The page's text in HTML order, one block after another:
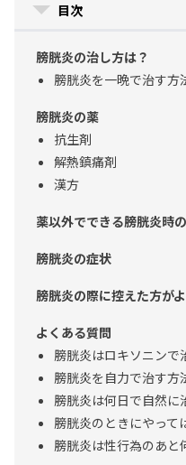
目次
膀胱炎の治し方は？
膀胱炎を一晩で治す方
膀胱炎の薬
抗生剤
解熱鎮痛剤
漢方
薬以外でできる膀胱炎時
膀胱炎の症状
膀胱炎の際に控えた方が
よくある質問
膀胱炎はロキソニンで
膀胱炎を自力で治す方
膀胱炎は何日で自然に
膀胱炎のときにやって
膀胱炎は性行為のあと